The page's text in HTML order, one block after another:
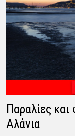
Παραλίες
Αλάνια